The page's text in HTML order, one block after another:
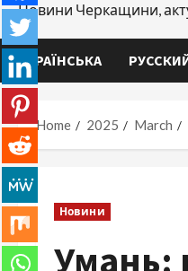
Новини Черкащини,
УКРАЇНСЬКА
Home 2025 March
Новини
Умань: